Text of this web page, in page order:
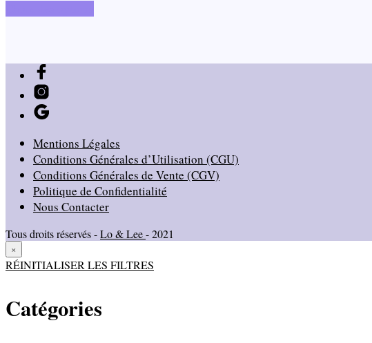
était : est :
variations.
choisies
sur
la
page
du
Mentions Légales
Conditions Générales d’Utilisation (CGU)
Conditions Générales de Vente (CGV)
Politique de Confidentialité
Nous Contacter
Tous droits réservés -Lo & Lee- 2021
×
RÉINITIALISER LES FILTRES
Catégories